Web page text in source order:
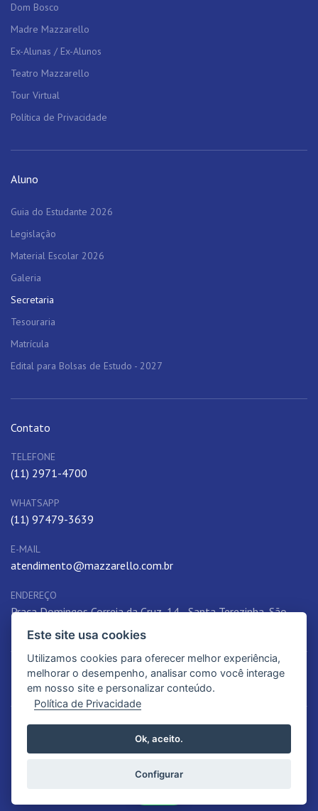
Dom Bosco
Madre Mazzarello
Ex-Alunas / Ex-Alunos
Teatro Mazzarello
Tour Virtual
Política de Privacidade
Aluno
Guia do Estudante 2026
Legislação
Material Escolar 2026
Galeria
Secretaria
Tesouraria
Matrícula
Edital para Bolsas de Estudo - 2027
Contato
TELEFONE
(11) 2971-4700
WHATSAPP
(11) 97479-3639
E-MAIL
atendimento@mazzarello.com.br
ENDEREÇO
Praça Domingos Correia da Cruz, 14 - Santa Terezinha, São
Paulo, SP, 02405-060, Brasil
© 2026. Instituto Madre Mazzarello | Educação de qualidade e referência.
Todos os Direitos Reservados.
Este site usa cookies
Utilizamos cookies para oferecer melhor experiência,
melhorar o desempenho, analisar como você interage
em nosso site e personalizar conteúdo.
Política de Privacidade
Ok, aceito.
Configurar